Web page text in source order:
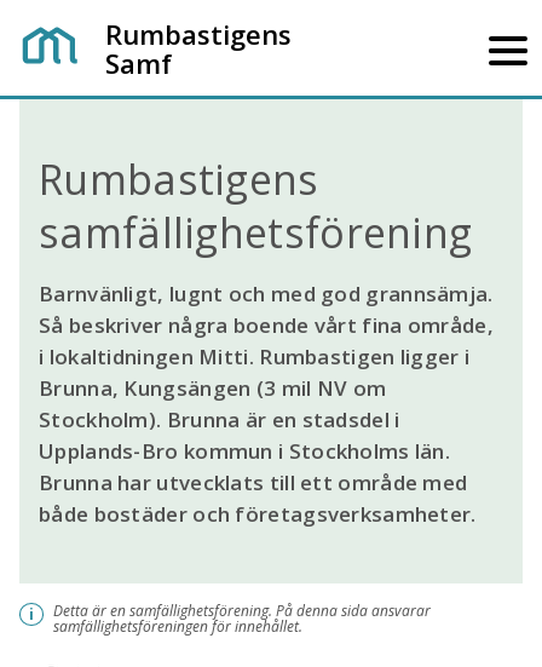
Rumbastigens
Samf
Rumbastigens
samfällighetsförening
Barnvänligt, lugnt och med god grannsämja.
Så beskriver några boende vårt fina område,
i lokaltidningen Mitti. Rumbastigen ligger i
Brunna, Kungsängen (3 mil NV om
Stockholm). Brunna är en stadsdel i
Upplands-Bro kommun i Stockholms län.
Brunna har utvecklats till ett område med
både bostäder och företagsverksamheter.
i Detta är en samfällighetsförening. På denna sida ansvarar
samfällighetsföreningen för innehållet.